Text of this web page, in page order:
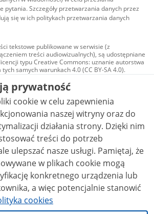
pytania. Szczegóły przetwarzania danych przez
się w ich politykach przetwarzania danych
tekstowe publikowane w serwisie (z
treści audiowizualnych), są udostępniane
typu Creative Commons: uznanie autorstwa
tych samych warunkach 4.0 (CC BY-SA 4.0).
audiowizualne, w tym zdjęcia, materiały
i wideo, są udostępniane na licencji typu
Commons: uznanie autorstwa użycie
- bez utworów zależnych 4.0 (CC BY-
4.0), o ile nie jest to stwierdzone inaczej.
prywatność
cookie w celu zapewnienia
naszej witryny oraz do
działania strony. Dzięki nim
treści do potrzeb
nasze usługi. Pamiętaj, że
w plikach cookie mogą
konkretnego urządzenia lub
a więc potencjalnie stanowić
cookies